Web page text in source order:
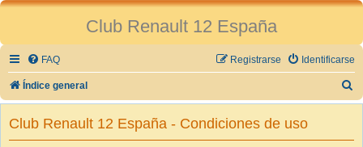
Club Renault 12 España
FAQ Identificarse
Registrarse
Índice general
u
Club Renault 12 España - Condiciones de uso